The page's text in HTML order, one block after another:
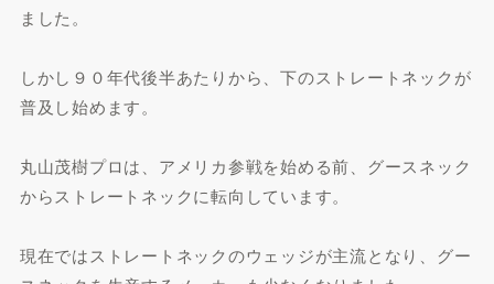
ました。
しかし９０年代後半あたりから、下のストレートネックが
普及し始めます。
丸山茂樹プロは、アメリカ参戦を始める前、グースネック
からストレートネックに転向しています。
現在ではストレートネックのウェッジが主流となり、グー